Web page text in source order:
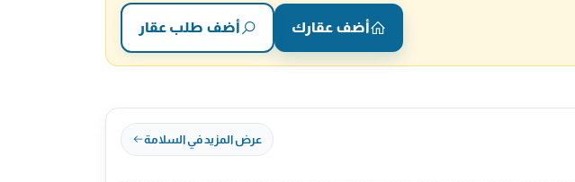
أضف عقارك أضف طلب عقار
عرض المزيد في السلامة